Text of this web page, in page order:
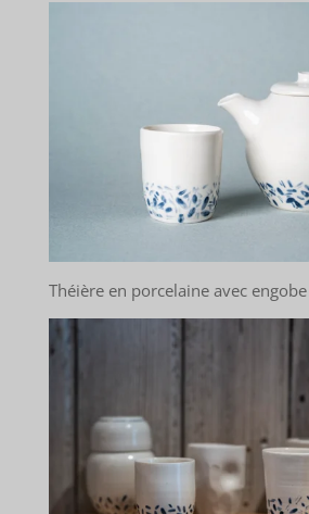
Théière en porcelaine avec